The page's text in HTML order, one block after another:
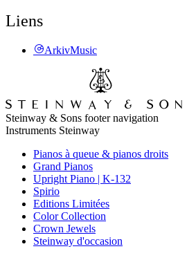
Liens
ArkivMusic
Steinway & Sons footer navigation
Instruments Steinway
Pianos à queue & pianos droits
Grand Pianos
Upright Piano | K-132
Spirio
Editions Limitées
Color Collection
Crown Jewels
Steinway d'occasion